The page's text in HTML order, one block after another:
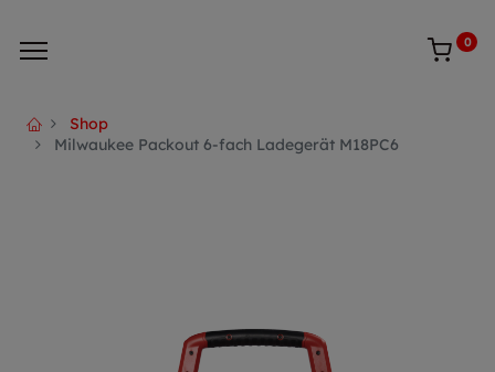
0
Shop
Milwaukee Packout 6-fach Ladegerät M18PC6